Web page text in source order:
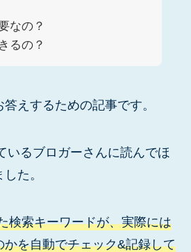
なの？
るの？
えするための記事です。
いるブロガーさんに読んでほ
た。
検索キーワードが、実際には
を自動でチェック&記録して